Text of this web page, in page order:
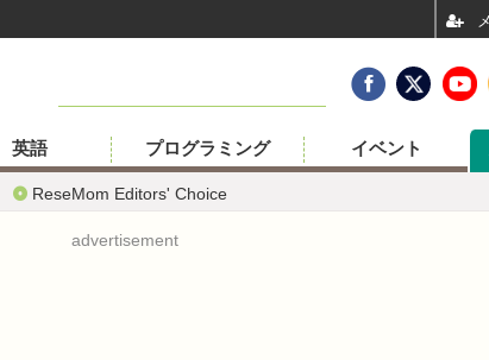
ReseMom Editors' Choice
英語 プログラミング イベント
advertisement